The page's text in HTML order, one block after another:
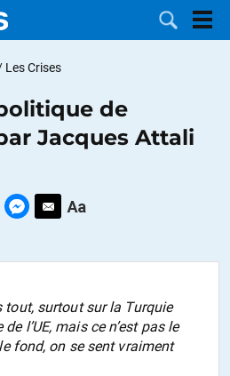
Les Crises
de
Jacques Attali
tout, surtout sur la Turquie
l’UE, mais ce n’est pas le
fond, on se sent vraiment